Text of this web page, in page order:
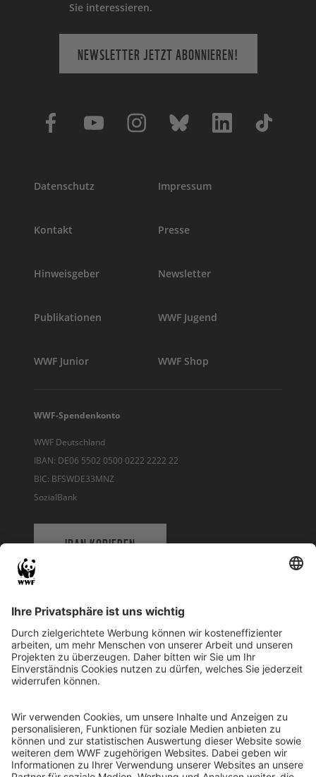
Sie interessieren.
NEWSLETTER JETZT ABONNIEREN!
Datenschutz Impressum
Kontakt Presse
Hinweisgeber Newsletter
Publikationen WWF Jugend
WWF Junior WWF Shop
WWF-Spendenkonto
WWF Deutschland
IBAN: DE06 5502 0500 0222 2222 22
BIC: BFSWDE33MNZ
SozialBank
IBAN KOPIEREN
WWF Deutschland
Reinhardtstr. 18
10117 Berlin
Ihre Spende kann steuerlich geltend gemacht werden
Registriert als Stiftung WWF Deutschland, Senatsverwaltung für
Justiz Berlin, Az: 3416/976/2